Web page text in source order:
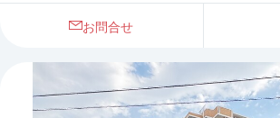
お問合せ